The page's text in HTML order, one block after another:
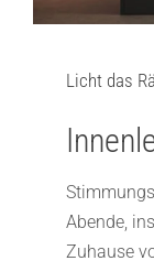
Licht das
Abende,
Zuhause